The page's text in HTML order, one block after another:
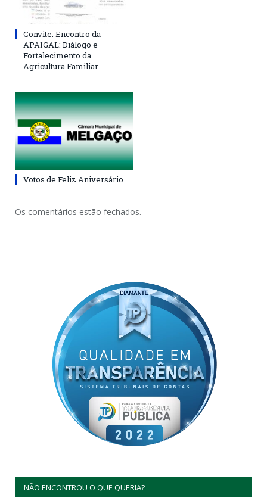
Convite: Encontro da
APAIGAL: Diálogo e
Fortalecimento da
Agricultura Familiar
Votos de Feliz Aniversário
Os comentários estão fechados.
NÃO ENCONTROU O QUE QUERIA?